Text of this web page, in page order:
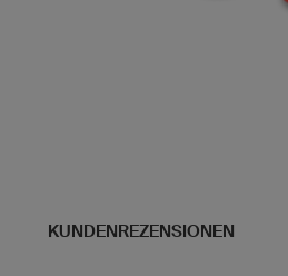
KUNDENREZENSIONEN